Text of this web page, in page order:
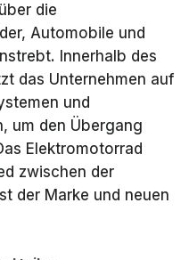
die
Automobile und
Innerhalb des
das Unternehmen auf
und
um den Übergang
Elektromotorrad
zwischen der
der Marke und neuen